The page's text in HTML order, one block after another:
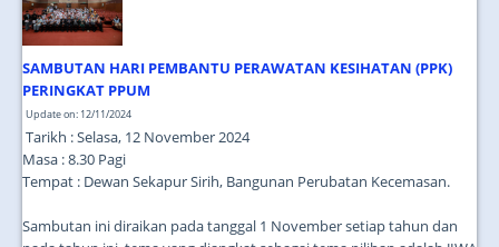
SAMBUTAN HARI PEMBANTU PERAWATAN KESIHATAN (PPK)
PERINGKAT PPUM
Update on: 12/11/2024
Tarikh : Selasa, 12 November 2024
Masa : 8.30 Pagi
Tempat : Dewan Sekapur Sirih, Bangunan Perubatan Kecemasan.
Sambutan ini diraikan pada tanggal 1 November setiap tahun dan